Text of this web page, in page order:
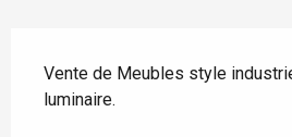
Vente de Meubles style
luminaire.